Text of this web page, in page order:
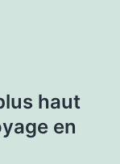
haut
en